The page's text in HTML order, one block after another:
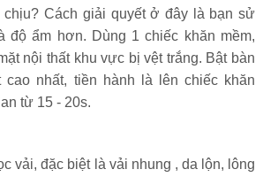
chịu? Cách giải quyết ở đây là bạn sử
độ ẩm hơn. Dùng 1 chiếc khăn mềm,
nội thất khu vực bị vệt trắng. Bật bàn
cao nhất, tiền hành là lên chiếc khăn
từ 15 - 20s.
vải, đặc biệt là vải nhung , da lộn, lông